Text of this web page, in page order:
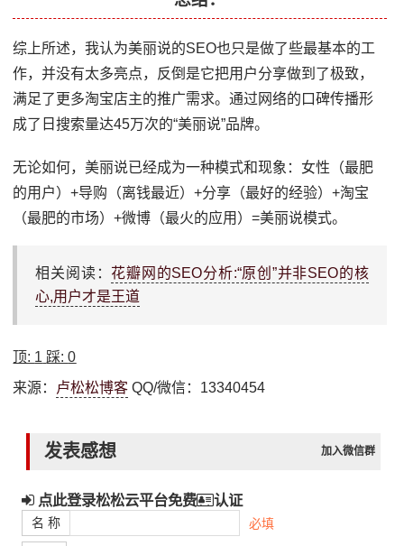
综上所述，我认为美丽说的SEO也只是做了些最基本的工
作，并没有太多亮点，反倒是它把用户分享做到了极致，
满足了更多淘宝店主的推广需求。通过网络的口碑传播形
成了日搜索量达45万次的“美丽说”品牌。
无论如何，美丽说已经成为一种模式和现象：女性（最肥
的用户）+导购（离钱最近）+分享（最好的经验）+淘宝
（最肥的市场）+微博（最火的应用）=美丽说模式。
相关阅读： 花瓣网的SEO分析:“原创”并非SEO的核
心,用户才是王道
顶: 1 踩:0
来源： 卢松松博客 QQ/微信：13340454
发表感想 加入微信群
点此登录松松云平台免费 认证
名 称 必填